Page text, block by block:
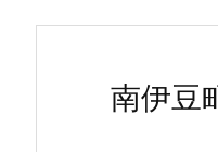
南伊豆